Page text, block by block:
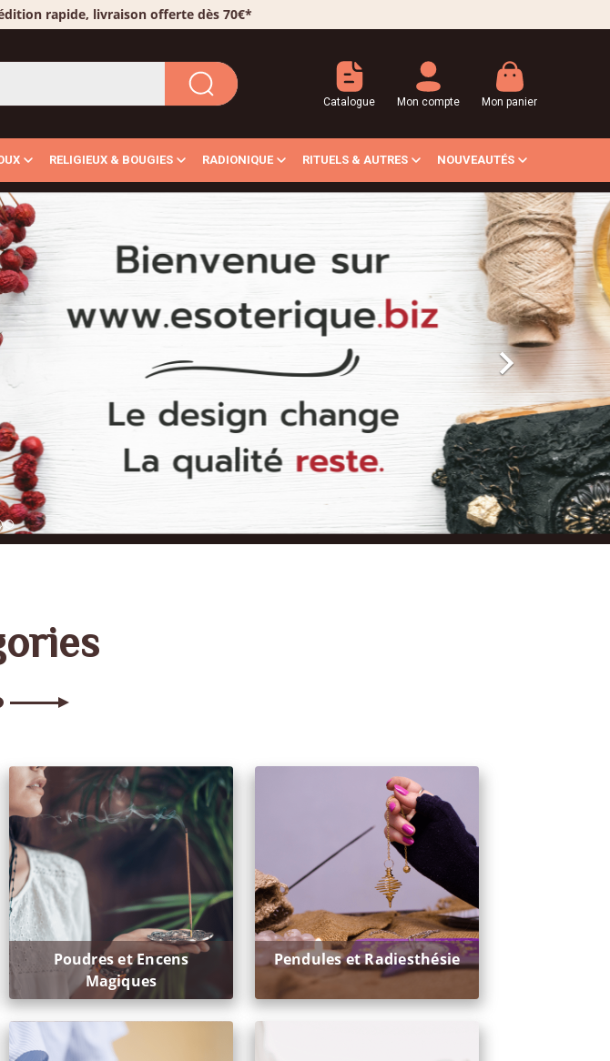
rapide, livraison offerte dès 70€*
Catalogue Mon compte Mon panier
RELIGIEUX & BOUGIES RADIONIQUE RITUELS & AUTRES NOUVEAUTÉS

Poudres et Encens
Magiques
Pendules et Radiesthésie